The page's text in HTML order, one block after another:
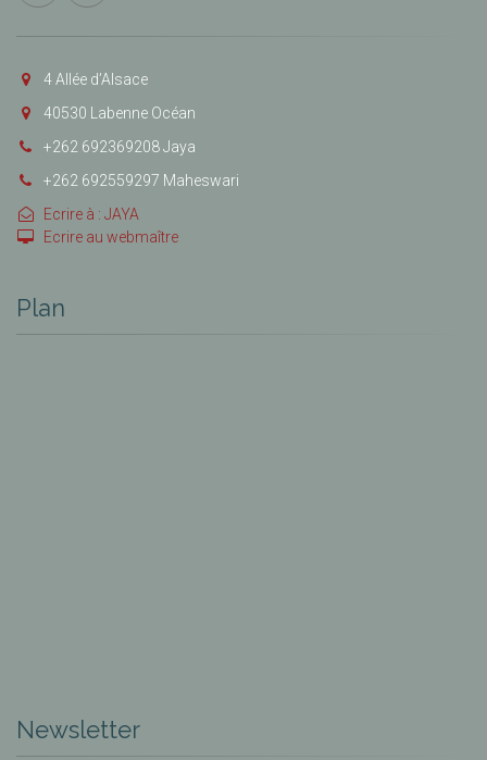
4 Allée d’Alsace
40530 Labenne Océan
+262 692369208 Jaya
+262 692559297 Maheswari
Ecrire à : JAYA
Ecrire au webmaître
Plan
Newsletter